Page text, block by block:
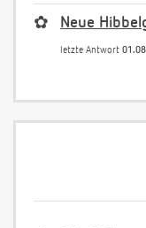
✿ Neue
letzte Antwort